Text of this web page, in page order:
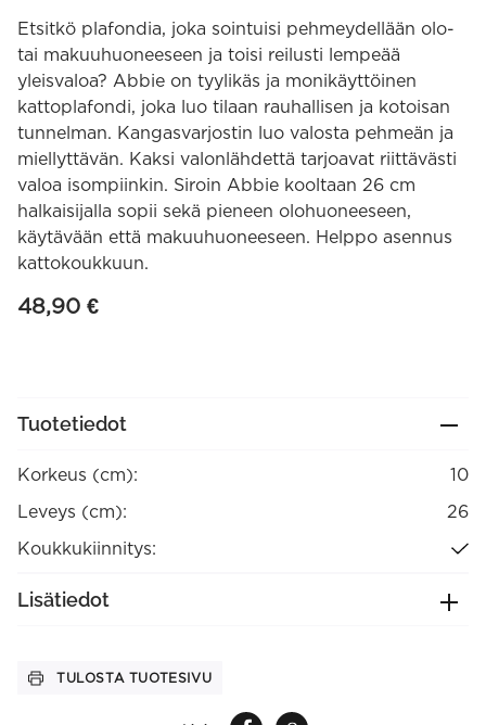
Etsitkö plafondia, joka sointuisi pehmeydellään olo-
tai makuuhuoneeseen ja toisi reilusti lempeää
yleisvaloa? Abbie on tyylikäs ja monikäyttöinen
kattoplafondi, joka luo tilaan rauhallisen ja kotoisan
tunnelman. Kangasvarjostin luo valosta pehmeän ja
miellyttävän. Kaksi valonlähdettä tarjoavat riittävästi
valoa isompiinkin. Siroin Abbie kooltaan 26 cm
halkaisijalla sopii sekä pieneen olohuoneeseen,
käytävään että makuuhuoneeseen. Helppo asennus
kattokoukkuun.
48,90 €
Tuotetiedot
Korkeus (cm):
10
Leveys (cm):
26
Koukkukiinnitys:
Lisätiedot
TULOSTA TUOTESIVU